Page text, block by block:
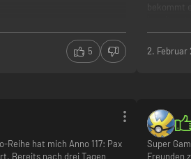
5
bekommt
nicht
2. Februar
Reihe hat mich Anno 117: Pax
Bereits nach drei Tagen
Super
Freunden